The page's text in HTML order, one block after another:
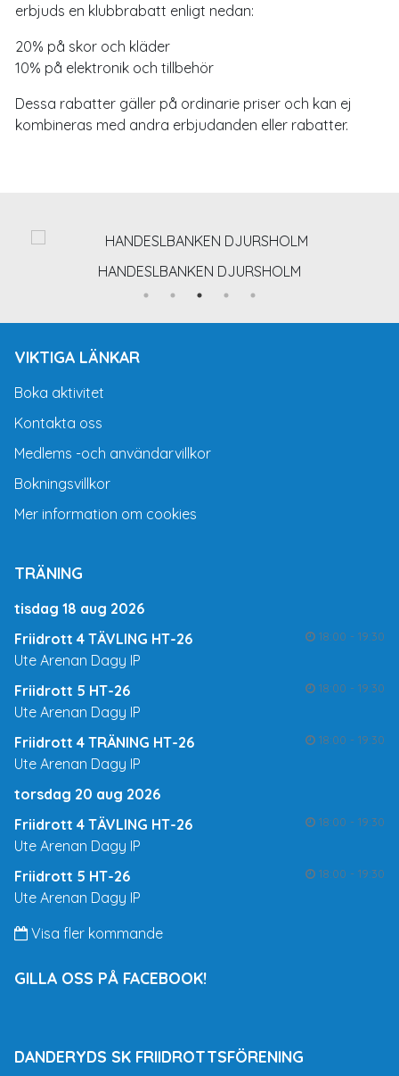
erbjuds en klubbrabatt enligt nedan:
20% på skor och kläder
10% på elektronik och tillbehör
Dessa rabatter gäller på ordinarie priser och kan ej
kombineras med andra erbjudanden eller rabatter.
HANDESLBANKEN DJURSHOLM
VIKTIGA LÄNKAR
Boka aktivitet
Kontakta oss
Medlems -och användarvillkor
Bokningsvillkor
Mer information om cookies
TRÄNING
tisdag 18 aug 2026
Friidrott 4 TÄVLING HT-26
18:00 - 19:30
Ute Arenan Dagy IP
Friidrott 5 HT-26
18:00 - 19:30
Ute Arenan Dagy IP
Friidrott 4 TRÄNING HT-26
18:00 - 19:30
Ute Arenan Dagy IP
torsdag 20 aug 2026
Friidrott 4 TÄVLING HT-26
18:00 - 19:30
Ute Arenan Dagy IP
Friidrott 5 HT-26
18:00 - 19:30
Ute Arenan Dagy IP
Visa fler kommande
GILLA OSS PÅ FACEBOOK!
DANDERYDS SK FRIIDROTTSFÖRENING